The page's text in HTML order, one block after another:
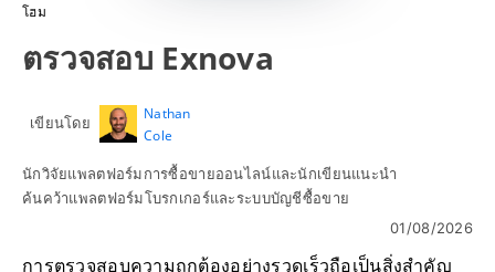
โฮม
ตรวจสอบ Exnova
เขียนโดย
Nathan
Cole
นักวิจัยแพลตฟอร์มการซื้อขายออนไลน์และนักเขียนแนะนำ
ค้นคว้าแพลตฟอร์มโบรกเกอร์และระบบบัญชีซื้อขาย
01/08/2026
การตรวจสอบความถูกต้องอย่างรวดเร็วถือเป็นสิ่งสำคัญ